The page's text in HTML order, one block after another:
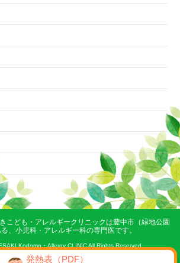
発熱表（PDF）
こども・アレルギークリニックは豊中市（緑地公園
、小児科・アレルギー科の専門医です。
Kodomo・Allergy CLINIC All Rights Reserved.